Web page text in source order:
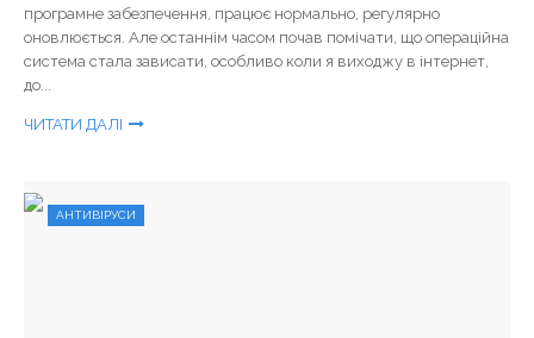
програмне забезпечення, працює нормально, регулярно
оновлюється. Але останнім часом почав помічати, що операційна
система стала зависати, особливо коли я виходжу в інтернет,
до...
ЧИТАТИ ДАЛІ
АНТИВІРУСИ